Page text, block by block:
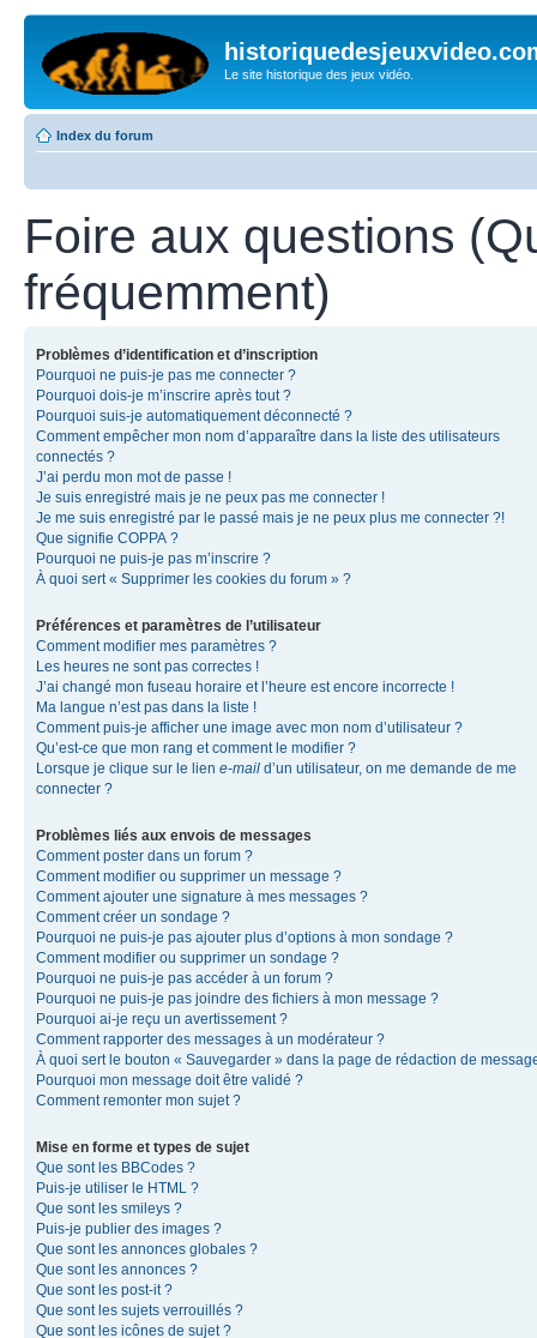
Le site historique des jeux vidéo.
Index du forum
Foire aux questions
fréquemment)
Problèmes d’identification et d’inscription
Pourquoi ne puis-je pas me connecter ?
Pourquoi dois-je m’inscrire après tout ?
Pourquoi suis-je automatiquement déconnecté ?
Comment empêcher mon nom d’apparaître dans la liste des utilisateurs
connectés ?
J’ai perdu mon mot de passe !
Je suis enregistré mais je ne peux pas me connecter !
Je me suis enregistré par le passé mais je ne peux plus me connecter ?!
Que signifie COPPA ?
Pourquoi ne puis-je pas m’inscrire ?
À quoi sert « Supprimer les cookies du forum » ?
Préférences et paramètres de l’utilisateur
Comment modifier mes paramètres ?
Les heures ne sont pas correctes !
J’ai changé mon fuseau horaire et l’heure est encore incorrecte !
Ma langue n’est pas dans la liste !
Comment puis-je afficher une image avec mon nom d’utilisateur ?
Qu’est-ce que mon rang et comment le modifier ?
Lorsque je clique sur le lien e-mail d’un utilisateur, on me demande de me
connecter ?
Problèmes liés aux envois de messages
Comment poster dans un forum ?
Comment modifier ou supprimer un message ?
Comment ajouter une signature à mes messages ?
Comment créer un sondage ?
Pourquoi ne puis-je pas ajouter plus d’options à mon sondage ?
Comment modifier ou supprimer un sondage ?
Pourquoi ne puis-je pas accéder à un forum ?
Pourquoi ne puis-je pas joindre des fichiers à mon message ?
Pourquoi ai-je reçu un avertissement ?
Comment rapporter des messages à un modérateur ?
À quoi sert le bouton « Sauvegarder » dans la page de rédaction de
Pourquoi mon message doit être validé ?
Comment remonter mon sujet ?
Mise en forme et types de sujet
Que sont les BBCodes ?
Puis-je utiliser le HTML ?
Que sont les smileys ?
Puis-je publier des images ?
Que sont les annonces globales ?
Que sont les annonces ?
Que sont les post-it ?
Que sont les sujets verrouillés ?
Que sont les icônes de sujet ?